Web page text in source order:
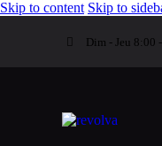
Skip to content Skip to
Dim - Jeu 8:00